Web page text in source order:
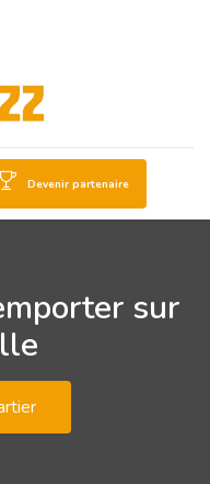
Devenir partenaire
sur